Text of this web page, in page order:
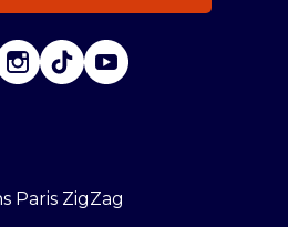
Paris ZigZag